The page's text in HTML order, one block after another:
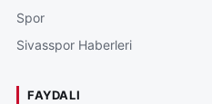
Spor
Sivasspor Haberleri
FAYDALI